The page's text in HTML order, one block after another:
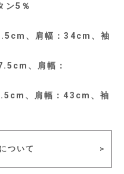
ン5％
、肩幅：34cm、袖
、肩幅：
、肩幅：43cm、袖
ついて